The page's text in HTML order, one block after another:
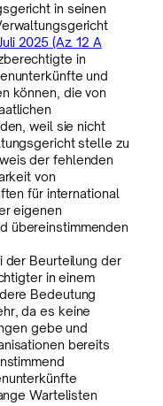
in seinen
2025 (Az. 12 A
in
und
können, die von
weil sie nicht
stelle zu
der fehlenden
von
für international
eigenen
übereinstimmenden
der Beurteilung der
in einem
Bedeutung
da es keine
gebe und
bereits
Wartelisten